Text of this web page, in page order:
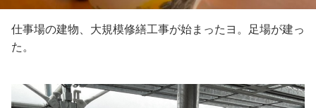
仕事場の建物、大規模修繕工事が始まったヨ。足場が建っ
た。